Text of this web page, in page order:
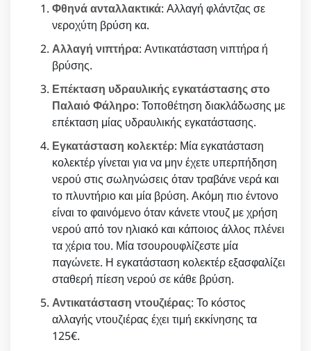
Φθηνά ανταλλακτικά: Αλλαγή φλάντζας σε
νεροχύτη βρύση κα.
Αλλαγή νιπτήρα: Αντικατάσταση νιπτήρα ή
βρύσης.
Επέκταση υδραυλικής εγκατάστασης στο
Παλαιό Φάληρο: Τοποθέτηση διακλάδωσης με
επέκταση μίας υδραυλικής εγκατάστασης.
Εγκατάσταση κολεκτέρ: Μία εγκατάσταση
κολεκτέρ γίνεται για να μην έχετε υπερπήδηση
νερού στις σωληνώσεις όταν τραβάνε νερά και
το πλυντήριο και μία βρύση. Ακόμη πιο έντονο
είναι το φαινόμενο όταν κάνετε ντουζ με χρήση
νερού από τον ηλιακό και κάποιος άλλος πλένει
τα χέρια του. Μία τσουρουφλίζεστε μία
παγώνετε. Η εγκατάσταση κολεκτέρ εξασφαλίζει
σταθερή πίεση νερού σε κάθε βρύση.
Αντικατάσταση ντουζιέρας: Το κόστος
αλλαγής ντουζιέρας έχει τιμή εκκίνησης τα
125€.